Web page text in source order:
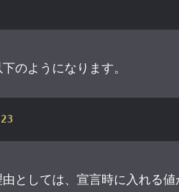
のようになります。
23
としては、宣言時に入れる値